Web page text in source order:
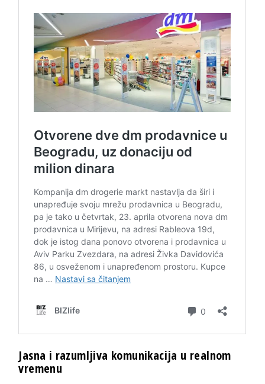
Jasna i razumljiva komunikacija u realnom
vremenu